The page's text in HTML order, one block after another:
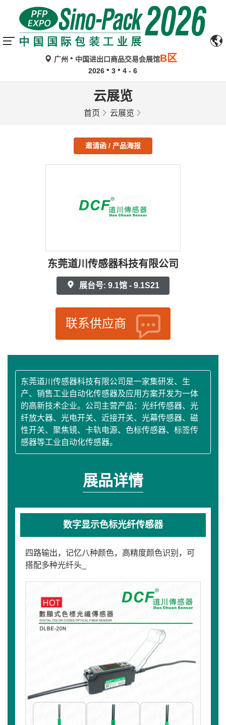
广州 中国进出口商品交易会展馆B区
2026 3 4 - 6
云展览
首页 云展览
邀请函 / 产品海报
东莞道川传感器科技有限公司
展台号: 9.1馆 - 9.1S21
联系供应商
东莞道川传感器科技有限公司是一家集研发、生
产、销售工业自动化传感器及应用方案开发为一体
的高新技术企业。公司主营产品：光纤传感器、光
纤放大器、光电开关、近接开关、光幕传感器、磁
性开关、聚焦镜、卡轨电源、色标传感器、标签传
感器等工业自动化传感器。
展品详情
数字显示色标光纤传感器
四路输出，记忆八种颜色，高精度颜色识别，可
搭配多种光纤头_